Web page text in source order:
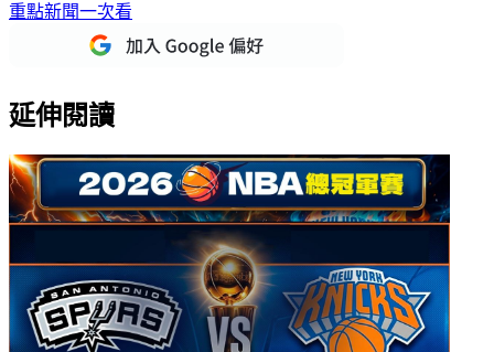
重點新聞一次看
延伸閱讀